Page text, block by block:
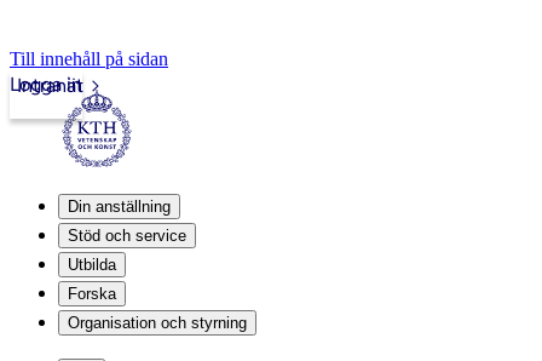
Till innehåll på sidan
Intranät
Logga in
Din anställning
Stöd och service
Utbilda
Forska
Organisation och styrning